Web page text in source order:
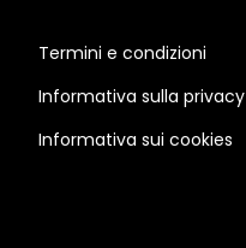
Termini e condizioni
Informativa sulla privacy
Informativa sui cookies